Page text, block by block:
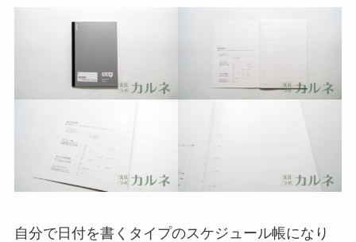
自分で日付を書くタイプのスケジュール帳になり